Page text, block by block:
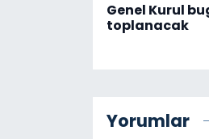
Genel Kurul
toplanacak
Yorumlar